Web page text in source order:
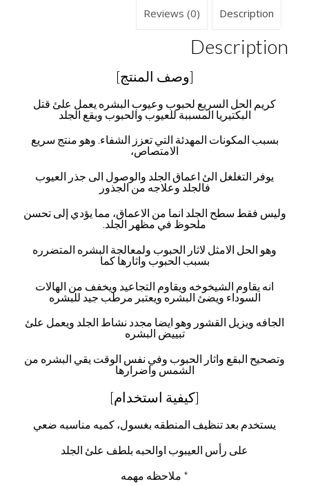
Description
Reviews (0)
Description
[وصف المنتج]
كريم الحل السريع لحبوب وعيوب البشره يعمل علئ قتل
البكتيريا المسببة للعيوب والحبوب وبقع الجلد
بسبب المكونات المهدئة التي تعزز الشفاء. وهو منتج سريع
الامتصاص،
يوفر التغلغل الئ اعماق الجلد والوصول الى جذر العيوب
فالجلد وعلاجه من الجذور
وليس فقط سطح الجلد انما من الاعماق، مما يؤدي إلى تحسن
ملحوظ في مظهر الجلد.
وهو الحل الامثل لاثار الحبوب ولمعالجة البشره المتضرره
بسبب الحبوب واثارها كما
انه يقاوم الشيخوخه ويقاوم التجاعيد ويخفف من الهالات
السوداء ويضئ البشره ويعتبر مرطب جيد للبشره
الجافه ويزيل القشور وهو ايضا مجدد نشاط الجلد ويعمل علئ
تبييض البشره
وتصحيح البقع واثار الحبوب وفي نفس الوقت يقي البشره من
الشمس واضرارها
[كيفية استخدام]
يستخدم بعد تنظيف المنطقه بغسول، كميه مناسبه ضعي
على رأس العيبوب اوالحبه بلطف علئ الجلد
* ملاحظه مهمه